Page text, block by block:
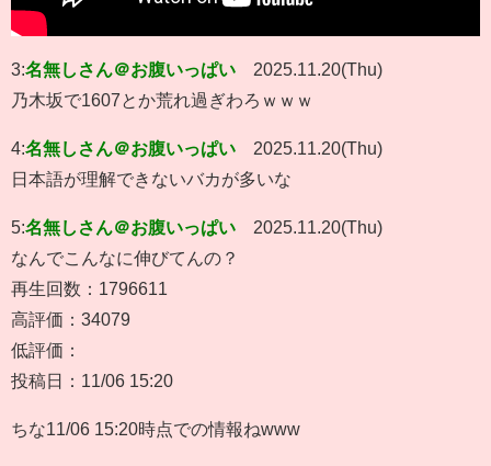
3:名無しさん＠お腹いっぱい
2025.11.20(Thu)
乃木坂で1607とか荒れ過ぎわろｗｗｗ
4:名無しさん＠お腹いっぱい
2025.11.20(Thu)
日本語が理解できないバカが多いな
5:名無しさん＠お腹いっぱい
2025.11.20(Thu)
なんでこんなに伸びてんの？
再生回数：1796611
高評価：34079
低評価：
投稿日：11/06 15:20
ちな11/06 15:20時点での情報ねwww